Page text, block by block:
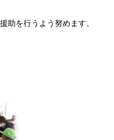
助を行うよう努めます。